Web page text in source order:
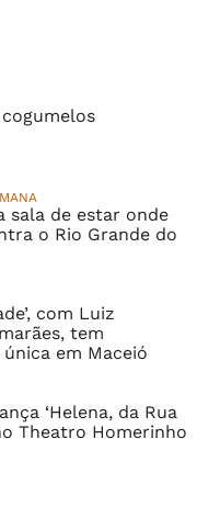
sala de estar onde
o Rio Grande do
com Luiz
tem
em Maceió
‘Helena, da Rua
Theatro Homerinho